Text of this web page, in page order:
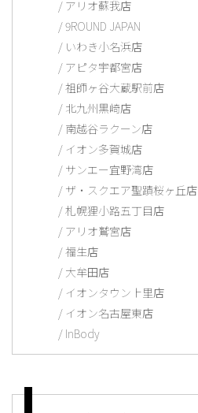
アリオ蘇我店
9ROUND JAPAN
いわき小名浜店
アピタ宇都宮店
祖師ヶ谷大蔵駅前店
北九州黒崎店
南越谷ラクーン店
イオン多賀城店
サンエー宜野湾店
ザ・スクエア聖蹟桜ヶ丘店
札幌狸小路五丁目店
アリオ鷲宮店
福生店
大牟田店
イオンタウン上里店
イオン名古屋東店
InBody